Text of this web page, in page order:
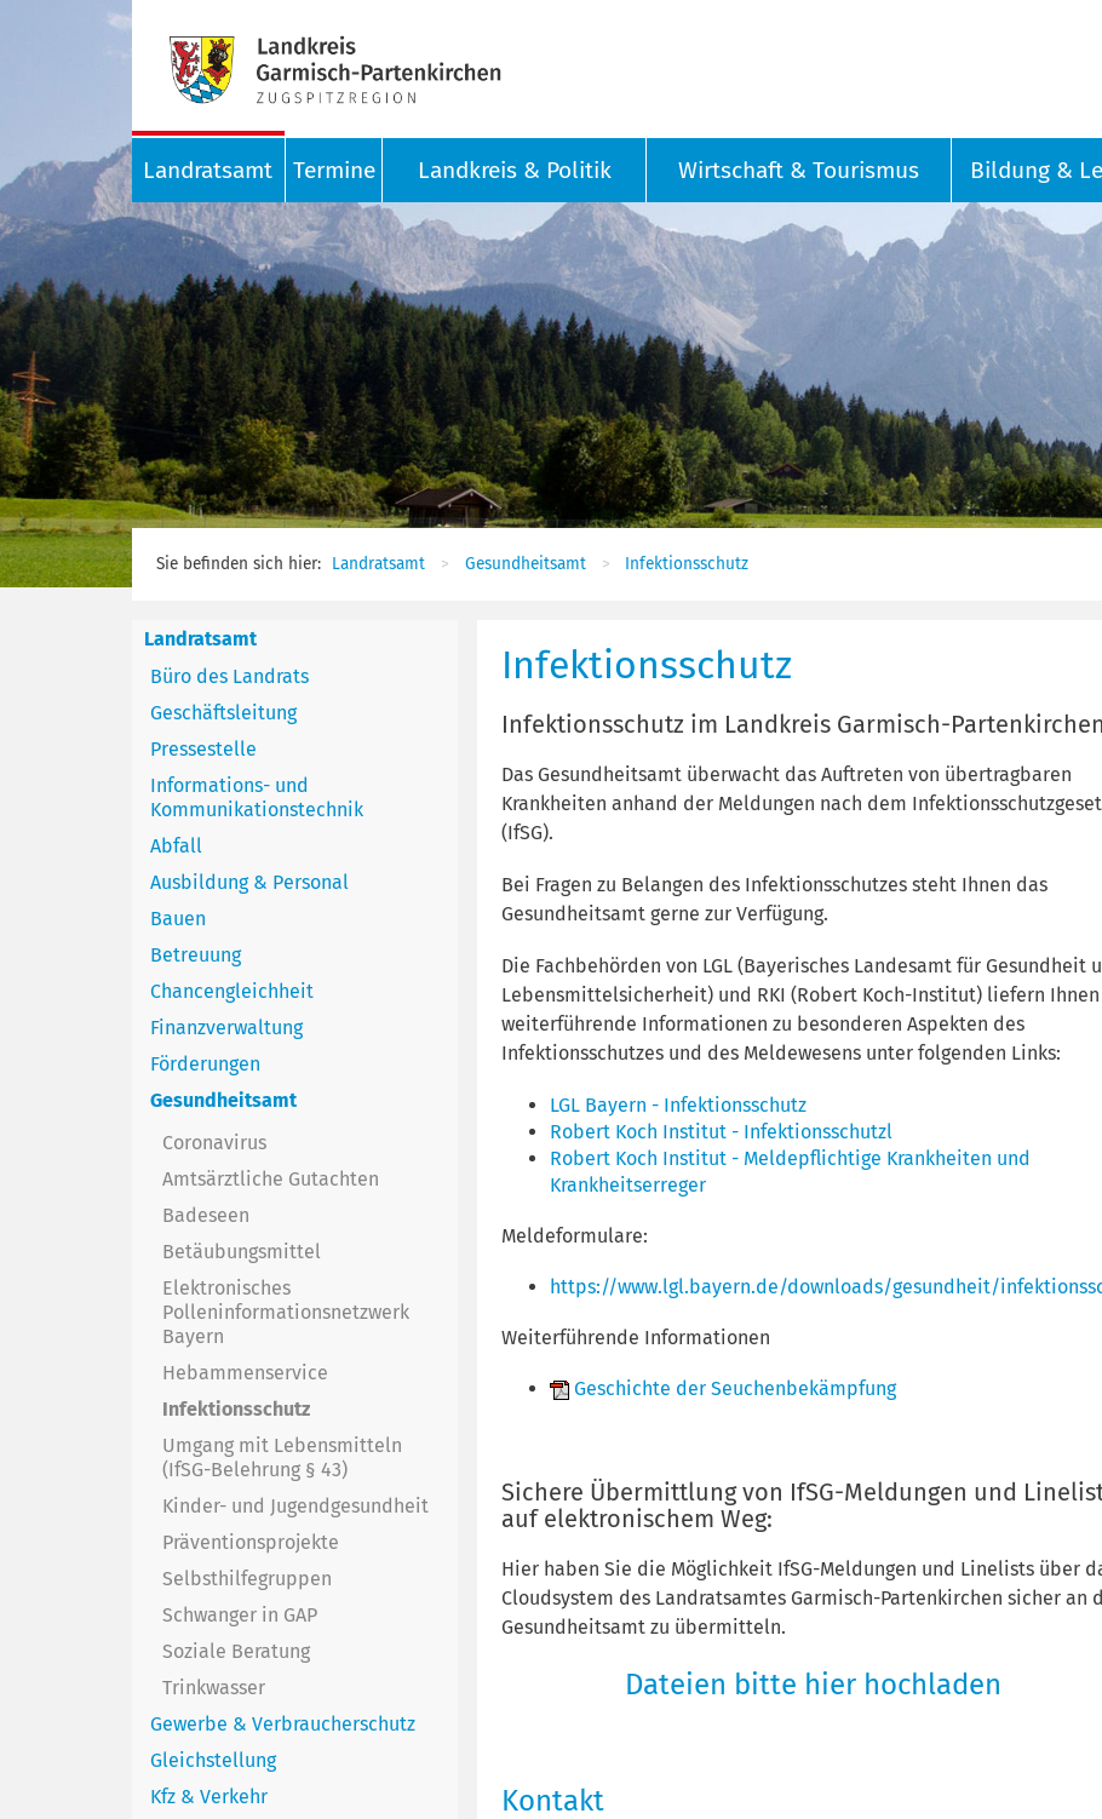
Landratsamt Termine Landkreis & Politik Wirtschaft & Tourismus Bildung &
Sie befinden sich hier: Landratsamt Gesundheitsamt Infektionsschutz
Landratsamt
Büro des Landrats
Geschäftsleitung
Pressestelle
Informations- und
Kommunikationstechnik
Abfall
Ausbildung & Personal
Bauen
Betreuung
Chancengleichheit
Finanzverwaltung
Förderungen
Gesundheitsamt
Coronavirus
Amtsärztliche Gutachten
Badeseen
Betäubungsmittel
Elektronisches
Polleninformationsnetzwerk
Bayern
Hebammenservice
Infektionsschutz
Umgang mit Lebensmitteln
(IfSG-Belehrung § 43)
Kinder- und Jugendgesundheit
Präventionsprojekte
Selbsthilfegruppen
Schwanger in GAP
Soziale Beratung
Trinkwasser
Gewerbe & Verbraucherschutz
Gleichstellung
Kfz & Verkehr
Infektionsschutz
Infektionsschutz im Landkreis Garmisch-Partenkirchen
Das Gesundheitsamt überwacht das Auftreten von übertragbaren
Krankheiten anhand der Meldungen nach dem
(IfSG).
Bei Fragen zu Belangen des Infektionsschutzes steht Ihnen das
Gesundheitsamt gerne zur Verfügung.
Die Fachbehörden von LGL (Bayerisches Landesamt für Gesundheit
Lebensmittelsicherheit) und RKI (Robert Koch-Institut) liefern Ihnen
weiterführende Informationen zu besonderen Aspekten des
Infektionsschutzes und des Meldewesens unter folgenden Links:
LGL Bayern - Infektionsschutz
Robert Koch Institut - Infektionsschutzl
Robert Koch Institut - Meldepflichtige Krankheiten und
Krankheitserreger
Meldeformulare:
https://www.lgl.bayern.de/downloads/gesundheit/
Weiterführende Informationen
Geschichte der Seuchenbekämpfung
Sichere Übermittlung von IfSG-Meldungen und
auf elektronischem Weg:
Hier haben Sie die Möglichkeit IfSG-Meldungen und Linelists über
Cloudsystem des Landratsamtes Garmisch-Partenkirchen sicher an
Gesundheitsamt zu übermitteln.
Dateien bitte hier hochladen
Kontakt